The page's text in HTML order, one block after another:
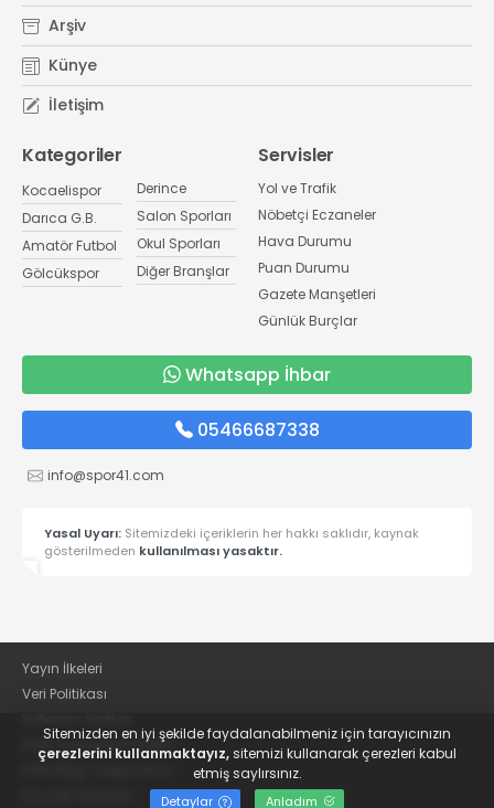
Arşiv
Künye
İletişim
Kategoriler
Kocaelispor
Darıca G.B.
Amatör Futbol
Gölcükspor
Derince
Salon Sporları
Okul Sporları
Diğer Branşlar
Servisler
Yol ve Trafik
Nöbetçi Eczaneler
Hava Durumu
Puan Durumu
Gazete Manşetleri
Günlük Burçlar
Whatsapp İhbar
05466687338
info@spor41.com
Yasal Uyarı: Sitemizdeki içeriklerin her hakkı saklıdır, kaynak
gösterilmeden kullanılması yasaktır.
Yayın İlkeleri
Veri Politikası
KVKK Aydınlatma Metni
Sitemizden en iyi şekilde faydalanabilmeniz için tarayıcınızın
çerezlerini kullanmaktayız,sitemizi kullanarak çerezleri kabul
etmiş saylırsınız.
Detaylar Anladım